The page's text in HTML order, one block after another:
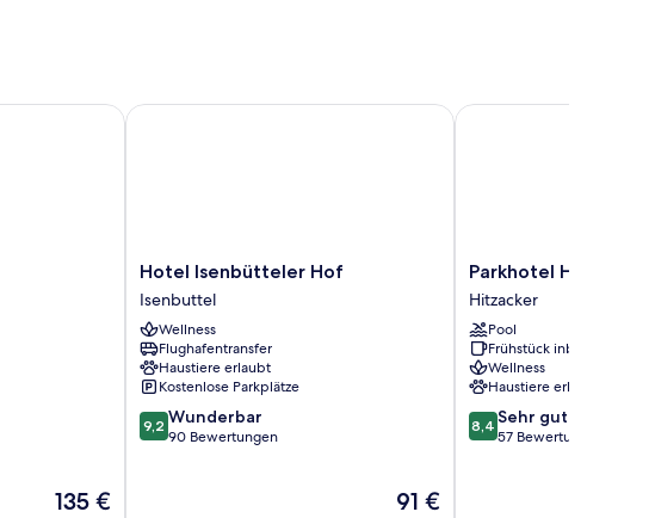
Der
135 €
Hotel
Isenbütteler
Hof
Isenbuttel
Hotel Isenbütteler Hof
Isenbuttel
Wellness
Flughafentransfer
Haustiere erlaubt
Kostenlose Parkplätze
9.2
von
9,2 Wunderbar
90 Bewertungen
Der
91 €
Hotel Isenbütteler Hof
Parkhotel
Hitzacker
Hitzacker
Parkhotel Hitzacker
Hitzacker
Pool
Frühstück inbegriffen
Wellness
Haustiere erlaubt
8.4
von
8,4 Sehr gut
57 Bewertungen
Parkhotel Hitzacker